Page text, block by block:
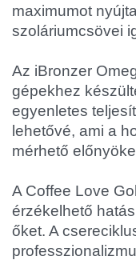
maximumot
szoláriumcsövei
Az iBronzer
gépekhez
egyenletes
lehetővé, ami a
mérhető
A Coffee Love
érzékelhető
őket. A